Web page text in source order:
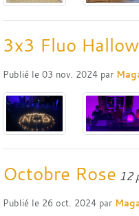
3x3 Fluo
Publié le 03 nov. 2024 par
Octobre Rose 12
Publié le 26 oct. 2024 par